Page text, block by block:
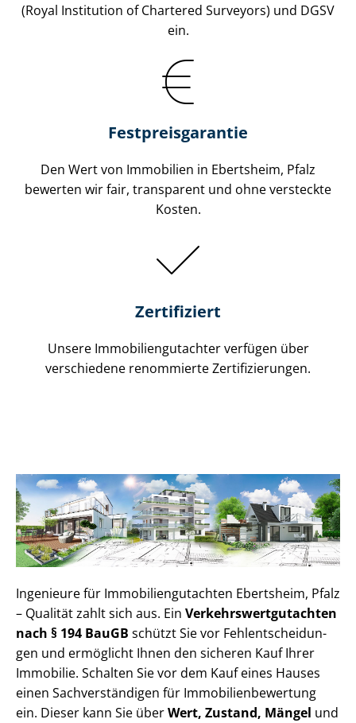
(Royal Institution of Chartered Surveyors) und DGSV
ein.
Festpreis​garantie
Den Wert von Immobilien in Ebertsheim, Pfalz
bewerten wir fair, transparent und ohne versteckte
Kosten.
Zertifiziert
Unsere Immobilien­gutachter verfügen über
verschiedene renommierte Zer­ti­fi­zie­run­gen.
Ingenieure für Im­mo­bi­li­en­gut­ach­ten Ebertsheim, Pfalz
– Qualität zahlt sich aus. Ein Ver­kehrs­wert­gut­ach­ten
nach § 194 BauGB schützt Sie vor Fehl­ent­schei­dun­
gen und ermöglicht Ihnen den sicheren Kauf Ihrer
Immobilie. Schalten Sie vor dem Kauf eines Hauses
einen Sach­ver­stän­di­gen für Im­mo­bi­li­en­be­wer­tung
ein. Dieser kann Sie überWert, Zustand, Mängel und